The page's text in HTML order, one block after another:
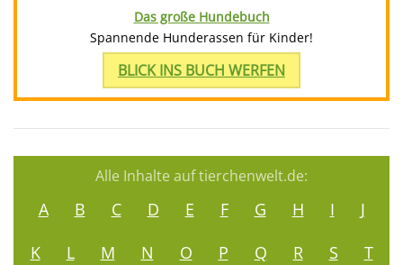
Das große Hundebuch
Spannende Hunderassen für Kinder!
BLICK INS BUCH WERFEN
Alle Inhalte auf tierchenwelt.de:
A B C D E F G H I
J
K
L M N O P Q R S
T